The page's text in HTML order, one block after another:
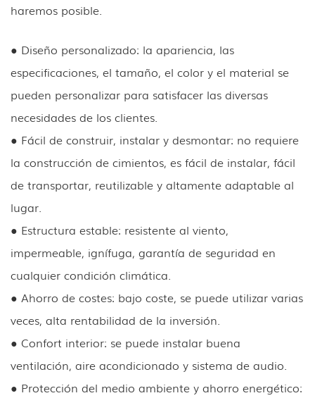
haremos posible.
● Diseño personalizado: la apariencia, las
especificaciones, el tamaño, el color y el material se
pueden personalizar para satisfacer las diversas
necesidades de los clientes.
● Fácil de construir, instalar y desmontar: no requiere
la construcción de cimientos, es fácil de instalar, fácil
de transportar, reutilizable y altamente adaptable al
lugar.
● Estructura estable: resistente al viento,
impermeable, ignífuga, garantía de seguridad en
cualquier condición climática.
● Ahorro de costes: bajo coste, se puede utilizar varias
veces, alta rentabilidad de la inversión.
● Confort interior: se puede instalar buena
ventilación, aire acondicionado y sistema de audio.
● Protección del medio ambiente y ahorro energético: